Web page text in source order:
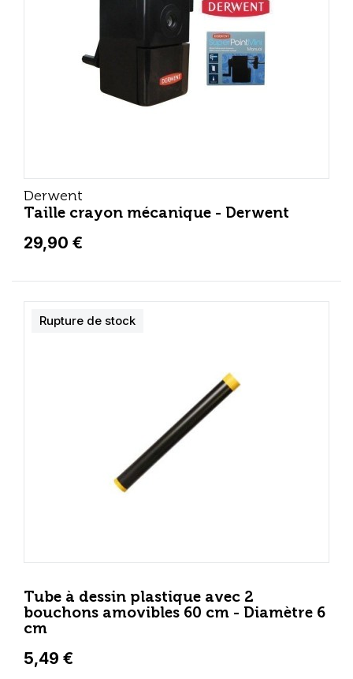
Derwent
Taille crayon mécanique - Derwent
29,90 €
Tube à dessin plastique avec 2
bouchons amovibles 60 cm - Diamètre 6
cm
5,49 €
Rupture de stock